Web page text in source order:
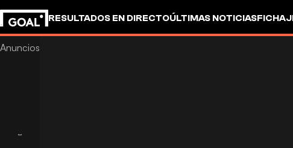
RESULTADOS EN DIRECTOÚLTIMAS NOTICIAS